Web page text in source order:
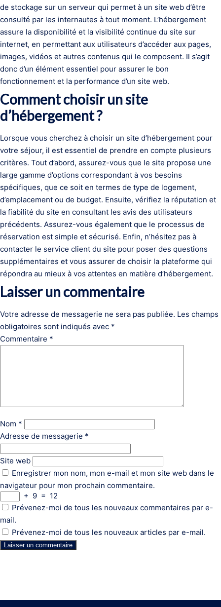
de stockage sur un serveur qui permet à un site web d’être
consulté par les internautes à tout moment. L’hébergement
assure la disponibilité et la visibilité continue du site sur
internet, en permettant aux utilisateurs d’accéder aux pages,
images, vidéos et autres contenus qui le composent. Il s’agit
donc d’un élément essentiel pour assurer le bon
fonctionnement et la performance d’un site web.
Comment choisir un site
d’hébergement ?
Lorsque vous cherchez à choisir un site d’hébergement pour
votre séjour, il est essentiel de prendre en compte plusieurs
critères. Tout d’abord, assurez-vous que le site propose une
large gamme d’options correspondant à vos besoins
spécifiques, que ce soit en termes de type de logement,
d’emplacement ou de budget. Ensuite, vérifiez la réputation et
la fiabilité du site en consultant les avis des utilisateurs
précédents. Assurez-vous également que le processus de
réservation est simple et sécurisé. Enfin, n’hésitez pas à
contacter le service client du site pour poser des questions
supplémentaires et vous assurer de choisir la plateforme qui
répondra au mieux à vos attentes en matière d’hébergement.
Laisser un commentaire
Votre adresse de messagerie ne sera pas publiée. Les champs
obligatoires sont indiqués avec *
Commentaire *
Nom *
Adresse de messagerie *
Site web
Enregistrer mon nom, mon e-mail et mon site web dans le
navigateur pour mon prochain commentaire.
+ 9 = 12
Prévenez-moi de tous les nouveaux commentaires par e-
mail.
Prévenez-moi de tous les nouveaux articles par e-mail.